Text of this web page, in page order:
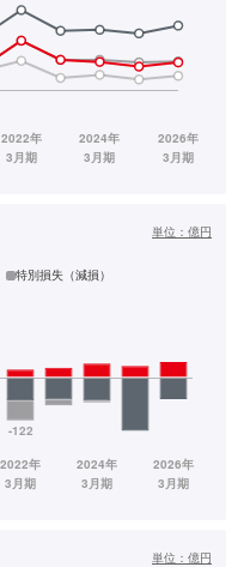
単位： 億円
特別損失（減損）
単位： 億円